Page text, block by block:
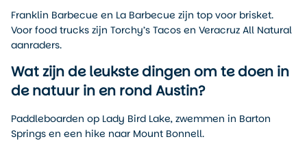
Franklin Barbecue en La Barbecue zijn top voor brisket.
Voor food trucks zijn Torchy’s Tacos en Veracruz All Natural
aanraders.
Wat zijn de leukste dingen om te doen in
de natuur in en rond Austin?
Paddleboarden op Lady Bird Lake, zwemmen in Barton
Springs en een hike naar Mount Bonnell.